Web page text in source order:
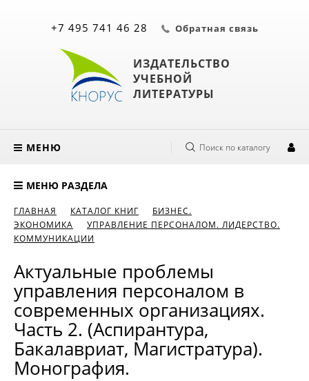
ИЗДАТЕЛЬСТВО
УЧЕБНОЙ
ЛИТЕРАТУРЫ
+7 495 741 46 28 Обратная связь
МЕНЮ Поиск по каталогу
МЕНЮ РАЗДЕЛА
ГЛАВНАЯ КАТАЛОГ КНИГ
БИЗНЕС.
ЭКОНОМИКА
УПРАВЛЕНИЕ ПЕРСОНАЛОМ. ЛИДЕРСТВО.
КОММУНИКАЦИИ
Актуальные проблемы
управления персоналом в
современных организациях.
Часть 2. (Аспирантура,
Бакалавриат, Магистратура).
Монография.